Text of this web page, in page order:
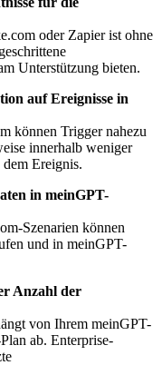
oder Zapier ist ohne
Unterstützung bieten.
auf Ereignisse in
können Trigger nahezu
innerhalb weniger
Ereignis.
in meinGPT-
Szenarien können
und in meinGPT-
Anzahl der
von Ihrem meinGPT-
ab. Enterprise-